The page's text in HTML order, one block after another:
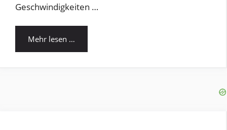
Geschwindigkeiten …
Mehr lesen …